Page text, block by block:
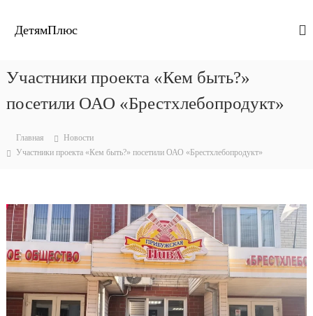
ДетямПлюс
Участники проекта «Кем быть?»
посетили ОАО «Брестхлебопродукт»
Главная
Новости
Участники проекта «Кем быть?» посетили ОАО «Брестхлебопродукт»